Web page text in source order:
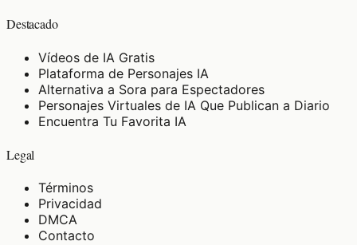
Destacado
Vídeos de IA Gratis
Plataforma de Personajes IA
Alternativa a Sora para Espectadores
Personajes Virtuales de IA Que Publican a Diario
Encuentra Tu Favorita IA
Legal
Términos
Privacidad
DMCA
Contacto